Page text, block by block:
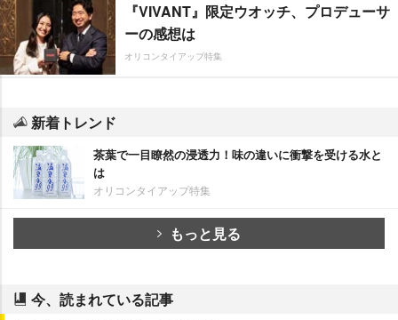
『VIVANT』限定ウオッチ、プロデューサ
ーの感想は
オリコンタイアップ特集
新着トレンド
茶葉で一目瞭然の浸透力！味の違いに衝撃を受ける水と
は
オリコンタイアップ特集
もっと見る
今、読まれている記事